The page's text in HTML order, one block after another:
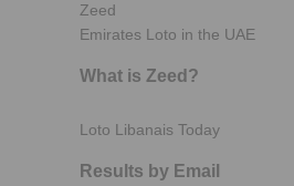
Zeed
Emirates Loto in the UAE
What is Zeed?
Loto Libanais Today
Results by Email